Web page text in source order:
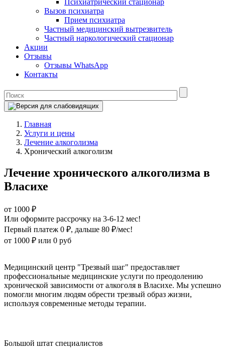
Психиатрический стационар
Вызов психиатра
Прием психиатра
Частный медицинский вытрезвитель
Частный наркологический стационар
Акции
Отзывы
Отзывы WhatsApp
Контакты
Главная
Услуги и цены
Лечение алкоголизма
Хронический алкоголизм
Лечение хронического алкоголизма в
Власихе
от 1000 ₽
Или оформите рассрочку на 3-6-12 мес!
Первый платеж 0 ₽, дальше 80 ₽/мес!
от 1000 ₽ или 0 руб
Медицинский центр "Трезвый шаг" предоставляет
профессиональные медицинские услуги по преодолению
хронической зависимости от алкоголя в Власихе. Мы успешно
помогли многим людям обрести трезвый образ жизни,
используя современные методы терапии.
Большой штат специалистов